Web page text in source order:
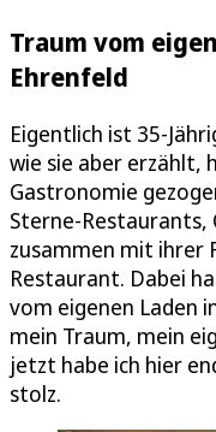
Traum vom
Ehrenfeld
Eigentlich ist 35-
wie sie aber erzählt,
Gastronomie
Sterne-Restaurants,
zusammen mit ihrer
Restaurant. Dabei
vom eigenen Laden
mein Traum, mein
jetzt habe ich hier
stolz.